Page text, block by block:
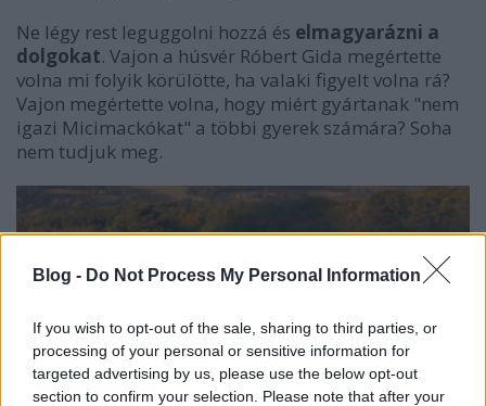
Blog - Do Not Process My Personal Information
If you wish to opt-out of the sale, sharing to third parties, or
processing of your personal or sensitive information for
targeted advertising by us, please use the below opt-out
section to confirm your selection. Please note that after your
Ne légy rest leguggolni hozzá és elmagyarázni a
dolgokat. Vajon a húsvér Róbert Gida megértette
volna mi folyik körülötte, ha valaki figyelt volna rá?
Vajon megértette volna, hogy miért gyártanak "nem
igazi Micimackókat" a többi gyerek számára? Soha
nem tudjuk meg.